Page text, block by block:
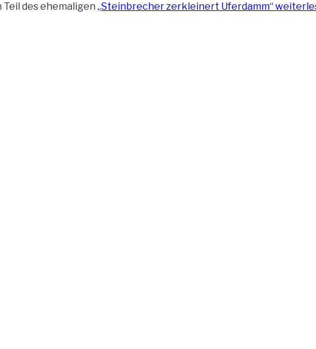
des ehemaligen „Steinbrecher zerkleinert Uferdamm“